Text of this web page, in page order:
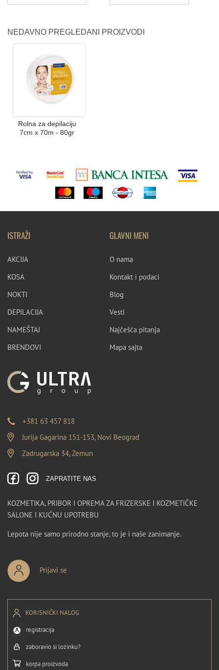
NEDAVNO PREGLEDANI PROIZVODI
Rolna za depilaciju
7cm x 70m - 80gr
ISTRAŽI
AKCIJA
KOSA
NOKTI
DEPILACIJA
NAMEŠTAJ
BRENDOVI
GLAVNI MENI
O nama
Kontakt i podaci
Blog
Vesti
Najčešća pitanja
Mapa sajta
+381 63 457 818
Jurija Gagarina 151-153, Novi Beograd
Zadrugarska 34, Zemun
ZAPRATITE NAS
KOZMETIKA, PRIBOR I OPREMA ZA FRIZERSKE I KOZMETIČKE
SALONE I KUĆNU UPOTREBU
Lepota nije samo prirodno stanje, to je i naše zanimanje.
Prijavi se
KORISNIČKI NALOG
registracija
zaboravio si lozinku?
korpa proizvoda